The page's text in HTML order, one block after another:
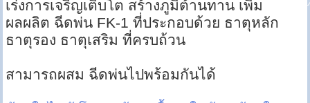
เร่งการเจริญเติบโต สร้างภูมิต้านทาน เพิ่ม
ผลผลิต ฉีดพ่น FK-1 ที่ประกอบด้วย ธาตุหลัก
ธาตุรอง ธาตุเสริม ที่ครบถ้วน
สามารถผสม ฉีดพ่นไปพร้อมกันได้